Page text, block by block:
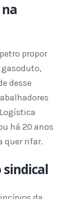
propor
desse
há 20 anos
quer rifar.